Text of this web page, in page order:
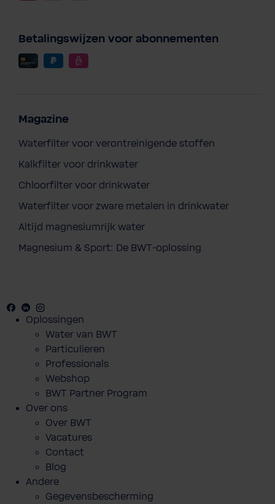
Betalingswijzen voor abonnementen
Magazine
Waterfilter voor verontreinigende stoffen
Kalkfilter voor drinkwater
Chloorfilter voor drinkwater
Waterfilter voor zware metalen in drinkwater
Altijd magnesiumrijk water
Magnesium & Sport: De BWT-oplossing
Facebook
YoutubeLinkedin
Oplossingen
Water van BWT
Particulieren
Professionals
Webshop
BWT Partner Program
Over ons
Over BWT
Vacatures
Contact
Blog
Andere
Gegevensbescherming